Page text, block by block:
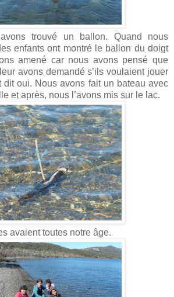
trouvé un ballon. Quand nous
enfants ont montré le ballon du doigt
amené car nous avons pensé que
avons demandé s’ils voulaient jouer
dit oui. Nous avons fait un bateau avec
et après, nous l’avons mis sur le lac.
avaient toutes notre âge.